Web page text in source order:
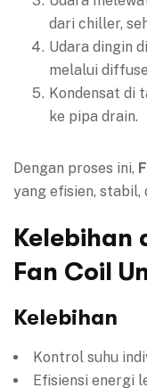
dari chiller,
Udara dingin
melalui
Kondensat di
ke pipa drain.
Dengan proses ini,
yang efisien, stabil,
Kelebihan
Fan Coil
Kelebihan
Kontrol suhu
Efisiensi energi